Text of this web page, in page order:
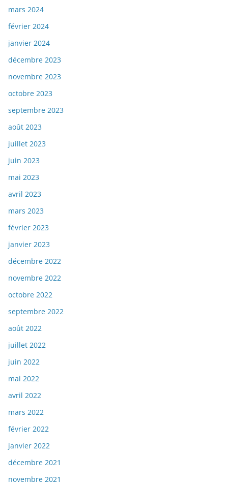
mars 2024
février 2024
janvier 2024
décembre 2023
novembre 2023
octobre 2023
septembre 2023
août 2023
juillet 2023
juin 2023
mai 2023
avril 2023
mars 2023
février 2023
janvier 2023
décembre 2022
novembre 2022
octobre 2022
septembre 2022
août 2022
juillet 2022
juin 2022
mai 2022
avril 2022
mars 2022
février 2022
janvier 2022
décembre 2021
novembre 2021